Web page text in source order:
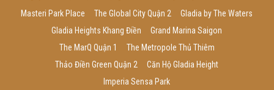
Masteri Park Place
The Global City Quận 2
Gladia by The Waters
Gladia Heights Khang Điền
Grand Marina Saigon
The MarQ Quận 1
The Metropole Thủ Thiêm
Thảo Điền Green Quận 2
Căn Hộ Gladia Height
Imperia Sensa Park